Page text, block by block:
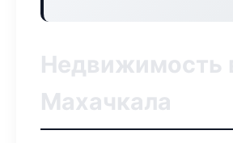
Недвижимость
Махачкала